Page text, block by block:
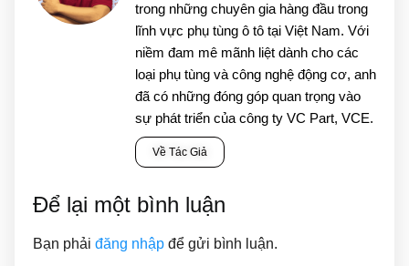
trong những chuyên gia hàng đầu trong
lĩnh vực phụ tùng ô tô tại Việt Nam. Với
niềm đam mê mãnh liệt dành cho các
loại phụ tùng và công nghệ động cơ, anh
đã có những đóng góp quan trọng vào
sự phát triển của công ty VC Part, VCE.
Về Tác Giả
Để lại một bình luận
Bạn phải đăng nhập để gửi bình luận.